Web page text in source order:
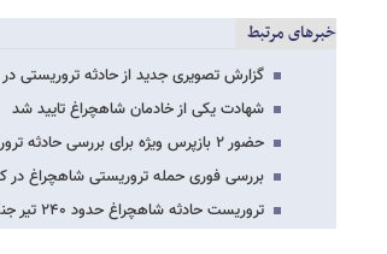
خبرهای مرتبط
گزارش تصویری جدید از حادثه تروریستی
شهادت یکی از خادمان شاهچراغ تایید شد
حضور ۲ بازپرس ویژه برای بررسی حادثه تروریستی شاهچراغ(ع)
بررسی فوری حمله تروریستی شاهچراغ در
تروریست حادثه شاهچراغ حدود ۲۴۰ تیر جنگی همراه داشت